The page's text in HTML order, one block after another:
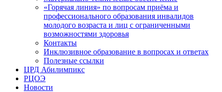
«Горячая линия» по вопросам приёма и
профессионального образования инвалидов
молодого возраста и лиц с ограниченными
возможностями здоровья
Контакты
Инклюзивное образование в вопросах и ответах
Полезные ссылки
ЦРД Абилимпикс
РЦОЭ
Новости